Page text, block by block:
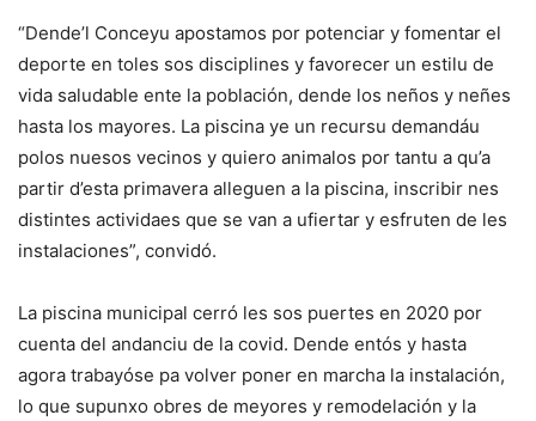
“Dende’l Conceyu apostamos por potenciar y fomentar el
deporte en toles sos disciplines y favorecer un estilu de
vida saludable ente la población, dende los neños y neñes
hasta los mayores. La piscina ye un recursu demandáu
polos nuesos vecinos y quiero animalos por tantu a qu’a
partir d’esta primavera alleguen a la piscina, inscribir nes
distintes actividaes que se van a ufiertar y esfruten de les
instalaciones”, convidó.
La piscina municipal cerró les sos puertes en 2020 por
cuenta del andanciu de la covid. Dende entós y hasta
agora trabayóse pa volver poner en marcha la instalación,
lo que supunxo obres de meyores y remodelación y la